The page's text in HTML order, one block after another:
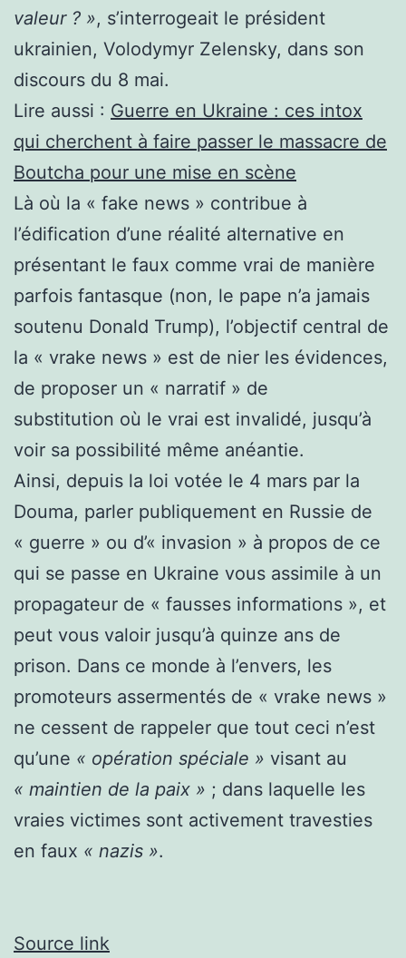
valeur ? », s’interrogeait le président
ukrainien, Volodymyr Zelensky, dans son
discours du 8 mai.
Lire aussi : Guerre en Ukraine : ces intox
qui cherchent à faire passer le massacre de
Boutcha pour une mise en scène
Là où la « fake news » contribue à
l’édification d’une réalité alternative en
présentant le faux comme vrai de manière
parfois fantasque (non, le pape n’a jamais
soutenu Donald Trump), l’objectif central de
la « vrake news » est de nier les évidences,
de proposer un « narratif » de
substitution où le vrai est invalidé, jusqu’à
voir sa possibilité même anéantie.
Ainsi, depuis la loi votée le 4 mars par la
Douma, parler publiquement en Russie de
« guerre » ou d’« invasion » à propos de ce
qui se passe en Ukraine vous assimile à un
propagateur de « fausses informations », et
peut vous valoir jusqu’à quinze ans de
prison. Dans ce monde à l’envers, les
promoteurs assermentés de « vrake news »
ne cessent de rappeler que tout ceci n’est
qu’une « opération spéciale » visant au
« maintien de la paix » ; dans laquelle les
vraies victimes sont activement travesties
en faux « nazis ».
Source link